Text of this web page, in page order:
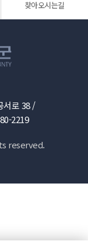
찾아오시는길
서로 38 /
2219
reserved.